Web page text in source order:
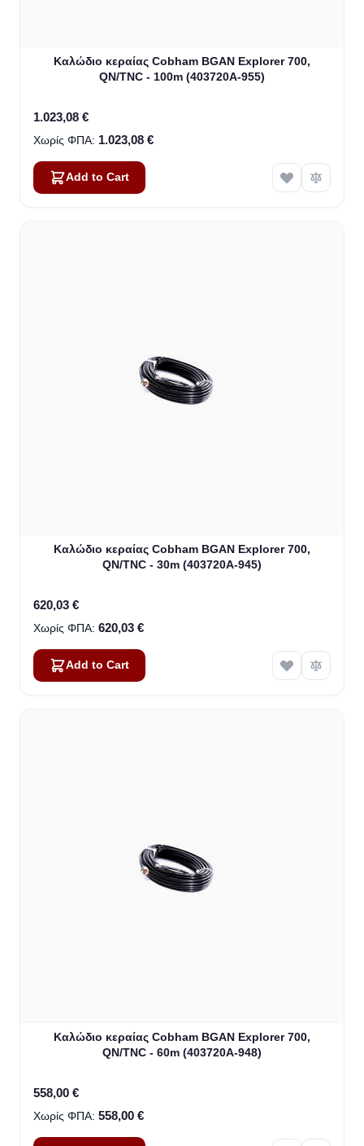
Καλώδιο κεραίας Cobham BGAN Explorer 700,
QN/TNC - 100m (403720A-955)
1.023,08 €
1.023,08 €
Add to Cart
Καλώδιο κεραίας Cobham BGAN Explorer 700,
QN/TNC - 30m (403720A-945)
620,03 €
620,03 €
Add to Cart
Καλώδιο κεραίας Cobham BGAN Explorer 700,
QN/TNC - 60m (403720A-948)
558,00 €
558,00 €